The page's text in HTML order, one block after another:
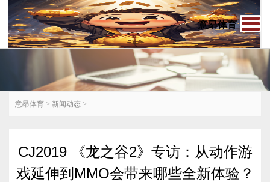
意昂体育
意昂体育 > 新闻动态 >
CJ2019 《龙之谷2》专访：从动作游
戏延伸到MMO会带来哪些全新体验？